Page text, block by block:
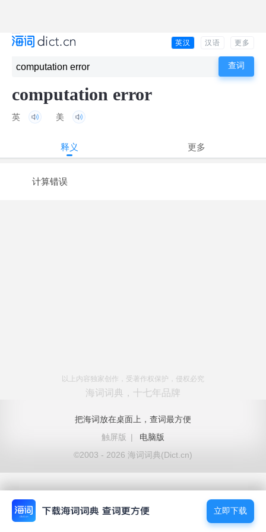
英汉 汉语 更多
computation error
英 美
释义 更多
计算错误
以上内容独家创作，受著作权保护，侵权必究
海词词典，十七年品牌
把海词放在桌面上，查词最方便
触屏版
|
电脑版
©2003 - 2026 海词词典(Dict.cn)
立即下载
立即下载